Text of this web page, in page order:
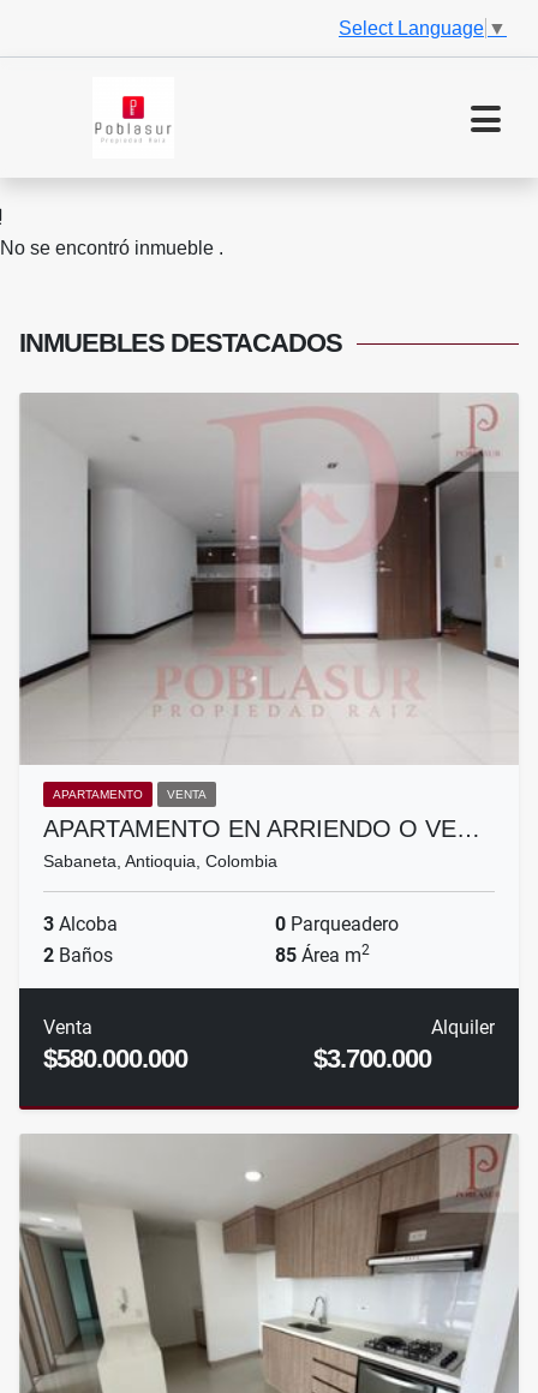
Select Language ▼
No se encontró inmueble .
INMUEBLES DESTACADOS
APARTAMENTO VENTA
APARTAMENTO EN ARRIENDO O VE…
Sabaneta, Antioquia, Colombia
3 Alcoba 0 Parqueadero
2 Baños 85 Área m2
Venta
$580.000.000
Alquiler
$3.700.000